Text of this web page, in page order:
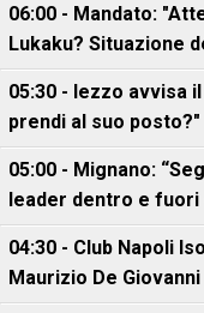
06:00 - Mandato:
Lukaku? Situazione
05:30 - Iezzo avvisa
prendi al suo posto?"
05:00 - Mignano:
leader dentro e fuori
04:30 - Club Napoli
Maurizio De